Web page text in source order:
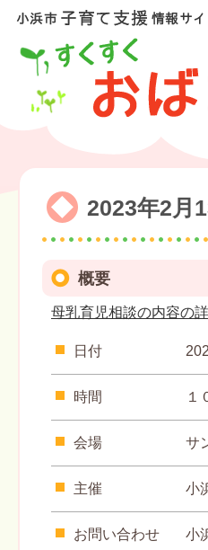
2023年2月
概要
母乳育児相談の内容の
日付
時間 １
会場 サ
主催 小
お問い合わせ 小